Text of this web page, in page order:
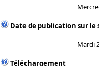
Date de publication sur le
Mardi
Téléchargement